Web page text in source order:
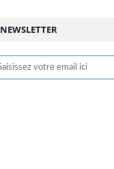
NEWSLETTER